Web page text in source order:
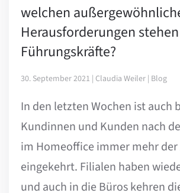
welchen
Herausforderungen stehen
Führungskräfte?
30. September 2021 | Claudia Weiler | Blog
In den letzten Wochen ist auch
Kundinnen und Kunden nach
im Homeoffice immer mehr
eingekehrt. Filialen haben
und auch in die Büros kehren